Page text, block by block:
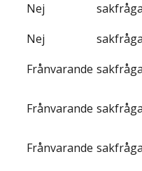
Nej
Nej
Frånvarande
Frånvarande
Frånvarande